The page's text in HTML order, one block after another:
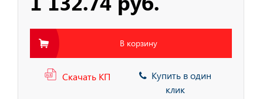
защиты от
В корзину
Скачать КП
Купить в один
клик